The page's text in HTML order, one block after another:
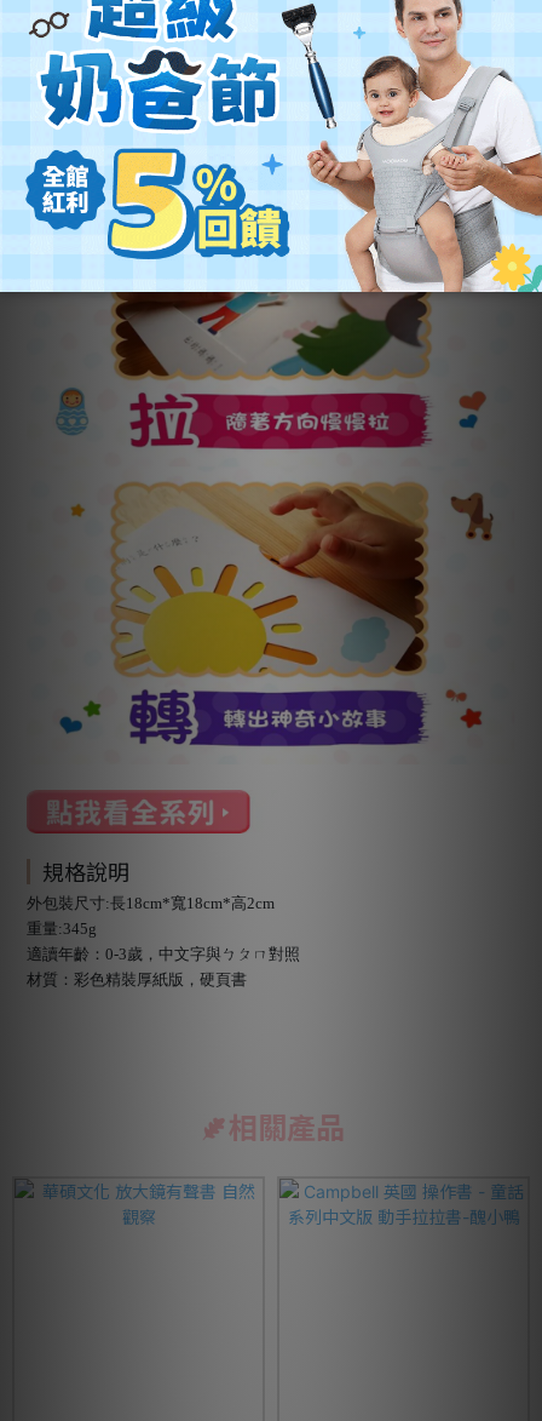
規格說明
外包裝尺寸:長18cm*寬18cm*高2cm
重量:345g
適讀年齡：0-3歲，中文字與ㄅㄆㄇ對照
材質：彩色精裝厚紙版，硬頁書
相關產品